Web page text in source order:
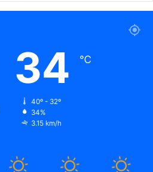
34 ℃
40º - 32º
34%
3.15 km/h